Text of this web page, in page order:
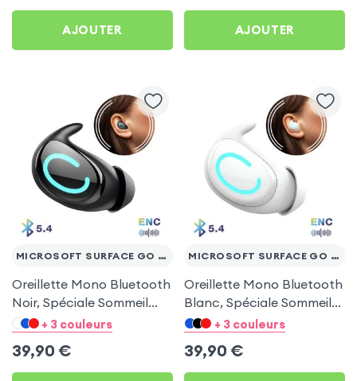
AJOUTER AJOUTER
MICROSOFT SURFACE GO 10.1
Oreillette Mono Bluetooth
Noir, Spéciale Sommeil
pour Microsoft Surface
+ 3 couleurs
39,90 €
MICROSOFT SURFACE GO 10.1
Oreillette Mono Bluetooth
Blanc, Spéciale Sommeil
pour Microsoft Surface
+ 3 couleurs
39,90 €